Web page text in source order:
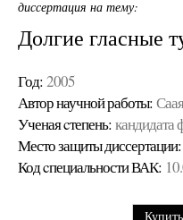
диссертация на тему:
Долгие гласные
Год: 2005
Автор научной работы:
Ученая cтепень: кандидата
Место защиты диссертации:
Код cпециальности ВАК: